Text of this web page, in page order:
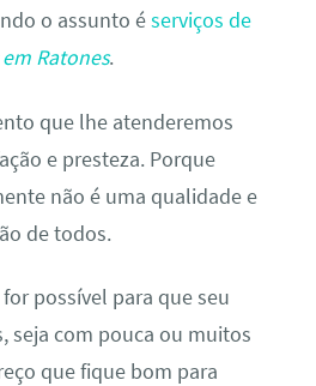
o assunto éserviços de
Ratones.
que lhe atenderemos
e presteza. Porque
não é uma qualidade e
de todos.
possível para que seu
seja com pouca ou muitos
que fique bom para